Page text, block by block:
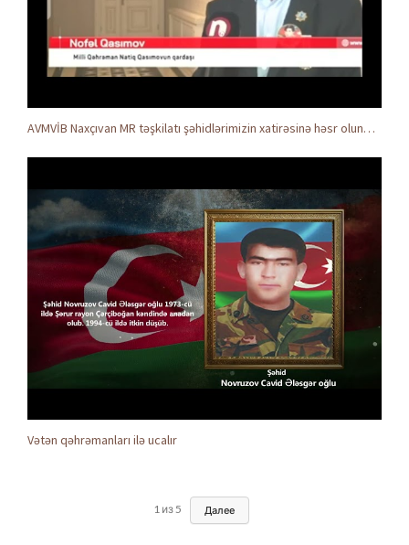
AVMVİB Naxçıvan MR təşkilatı şəhidlərimizin xatirəsinə həsr olunmuş tədbir keçirdi
Vətən qəhrəmanları ilə ucalır
1 из5 Далее